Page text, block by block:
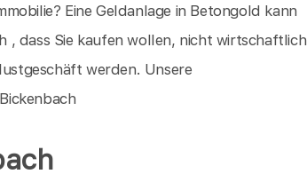
Eine Geldanlage in Betongold kann
, dass Sie kaufen wollen, nicht wirtschaftlich
werden. Unsere